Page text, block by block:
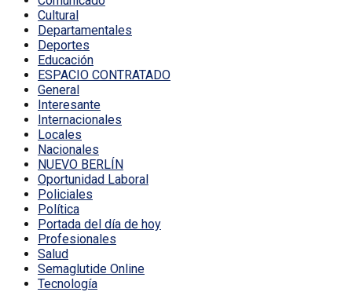
Cultural
Departamentales
Deportes
Educación
ESPACIO CONTRATADO
General
Interesante
Internacionales
Locales
Nacionales
NUEVO BERLÍN
Oportunidad Laboral
Policiales
Política
Portada del día de hoy
Profesionales
Salud
Semaglutide Online
Tecnología